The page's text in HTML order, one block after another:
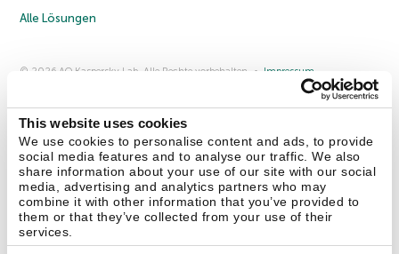
This website uses cookies
We use cookies to personalise content and ads, to provide
social media features and to analyse our traffic. We also
share information about your use of our site with our social
media, advertising and analytics partners who may
combine it with other information that you’ve provided to
them or that they’ve collected from your use of their
services.
Alle Lösungen
© 2026 AO Kaspersky Lab. Alle Rechte vorbehalten.
Impressum
Lizenzvereinbarung B2B
Anmeldung zum Newsletter für B2B-Vertriebspartner
Kontakt Über uns Partner Blog
Weitere Informationen
Pressemitteilungen
Securelist Eugene Personal Blog Enzyklopädie